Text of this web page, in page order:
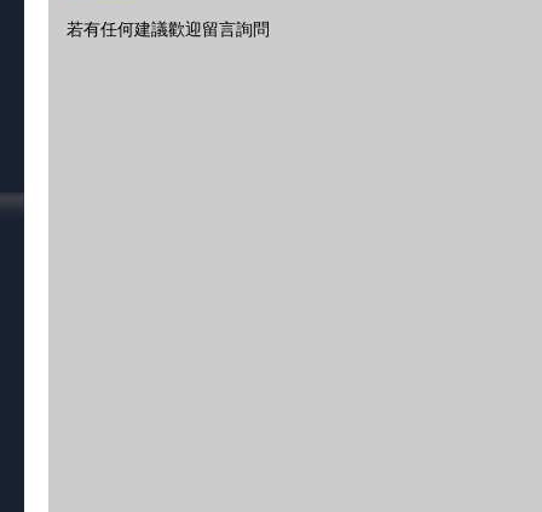
若有任何建議歡迎留言詢問